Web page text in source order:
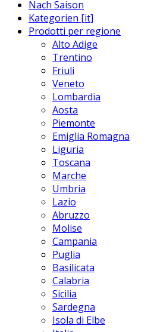
Nach Saison
Kategorien [it]
Prodotti per regione
Alto Adige
Trentino
Friuli
Veneto
Lombardia
Aosta
Piemonte
Emiglia Romagna
Liguria
Toscana
Marche
Umbria
Lazio
Abruzzo
Molise
Campania
Puglia
Basilicata
Calabria
Sicilia
Sardegna
Isola di Elbe